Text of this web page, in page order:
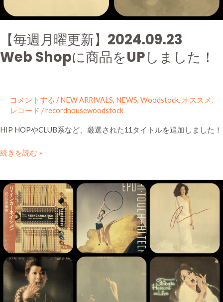
【毎週月曜更新】2024.09.23
Web Shopに商品をUPしました！
コメントする /NEW ARRIVALS, NEWS, Woodstock, オススメ,
レコード /recordhousewoodstock
HIP HOPやCLUB系など、厳選された11タイトルを追加しました！
た！
続きを読む »
【毎
週
月
新】
2024.09.16
Web
Shop
に